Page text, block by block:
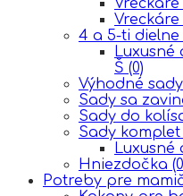
4 a 5-ti
Luxusné
Š (0)
Výhodné
Sady sa
Sady do
Sady
Luxusné
Hniezdočka
Potreby pre